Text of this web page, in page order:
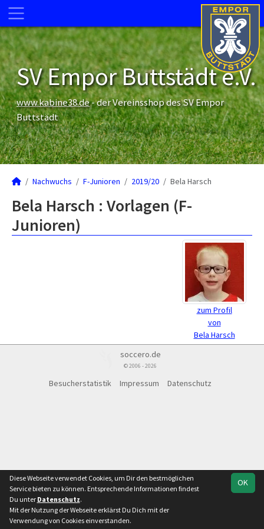
SV Empor Buttstädt e.V.
www.kabine38.de- der Vereinsshop des SV Empor
Buttstädt
Nachwuchs F-Junioren 2019/20 Bela Harsch
Bela Harsch : Vorlagen (F-
Junioren)
zum Profil
von
Bela Harsch
soccero.de
© 2006 - 2026
Besucherstatistik Impressum Datenschutz
OK
Diese Webseite verwendet Cookies, um Dir den bestmöglichen
Service bieten zu können. Entsprechende Informationen findest
Du unter Datenschutz.
Mit der Nutzung der Webseite erklärst Du Dich mit der
Verwendung von Cookies einverstanden.